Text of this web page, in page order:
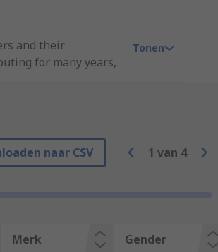
and their
for many years,
internally
Tonen
naar CSV 1 van 4
Merk Gender